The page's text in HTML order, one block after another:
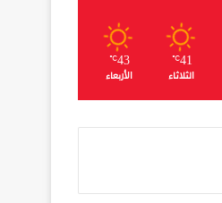
41
℃
الثلاثاء
43
℃
الأربعاء